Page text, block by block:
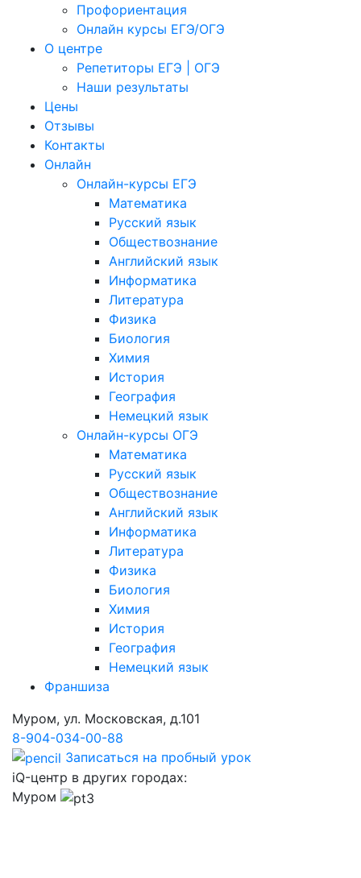
Профориентация
Онлайн курсы ЕГЭ/ОГЭ
О центре
Репетиторы ЕГЭ | ОГЭ
Наши результаты
Цены
Отзывы
Контакты
Онлайн
Онлайн-курсы ЕГЭ
Математика
Русский язык
Обществознание
Английский язык
Информатика
Литература
Физика
Биология
Химия
История
География
Немецкий язык
Онлайн-курсы ОГЭ
Математика
Русский язык
Обществознание
Английский язык
Информатика
Литература
Физика
Биология
Химия
История
География
Немецкий язык
Франшиза
Муром, ул. Московская, д.101
8-904-034-00-88
Записаться на пробный урок
iQ-центр в других городах:
Муром